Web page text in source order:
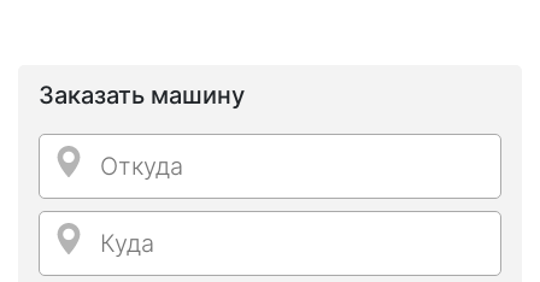
Заказать машину